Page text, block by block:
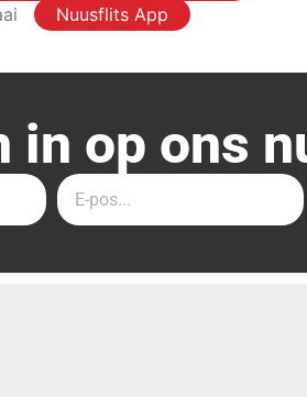
Nuusflits App
in op ons